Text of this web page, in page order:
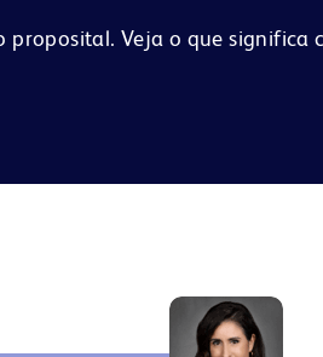
proposital. Veja o que significa